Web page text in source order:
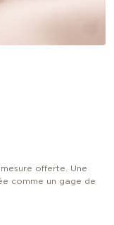
offerte. Une
comme un gage de